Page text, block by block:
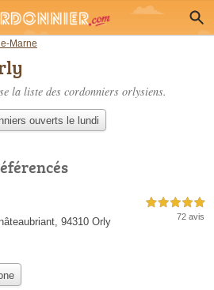
Marne
la liste des cordonniers orlysiens.
ouverts le lundi
94310 Orly
5,0 étoiles sur 5
72 avis